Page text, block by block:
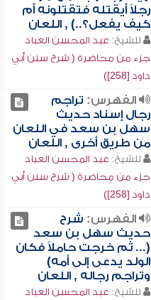
رجلاً أيقتله فتقتلونه أم
كيف يفعل؟..) , اللعان
للشيخ: عبد المحسن العباد
جزء من محاضرة ( شرح سنن أبي
داود [258])
الفهرس: تراجم
رجال إسناد حديث
سهل بن سعد في اللعان
من طريق أخرى , اللعان
للشيخ: عبد المحسن العباد
جزء من محاضرة ( شرح سنن أبي
داود [258])
الفهرس: شرح
حديث سهل بن سعد
(... ثم خرجت حاملاً فكان
الولد يدعى إلى أمه)
وتراجم رجاله , اللعان
للشيخ: عبد المحسن العباد